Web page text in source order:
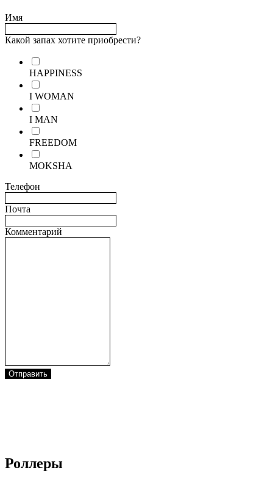
Имя
Какой запах хотите приобрести?
HAPPINESS
I WOMAN
I MAN
FREEDOM
MOKSHA
Телефон
Почта
Комментарий
Отправить
Роллеры